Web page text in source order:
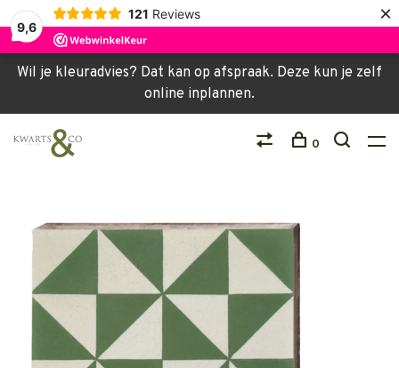
9,6
121 Reviews ×
Wil je kleuradvies? Dat kan op afspraak. Deze kun je zelf
online inplannen.
0